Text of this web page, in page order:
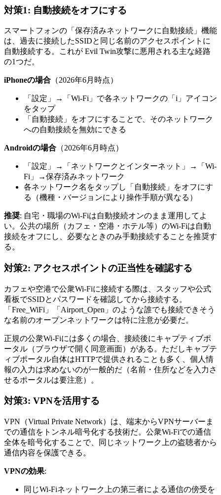
対策1: 自動接続をオフにする
スマートフォンの「保存済みネットワークに自動接続」機能
は、過去に接続したSSIDと同じ名前のアクセスポイントに
自動接続する。これが Evil Twin攻撃に悪用される主な経路
の1つだ。
iPhoneの場合 （2026年6月時点）
「設定」→「Wi-Fi」で各ネットワークの「i」アイコン
をタップ
「自動接続」をオフにすることで、そのネットワーク
への自動接続を無効にできる
Androidの場合 （2026年6月時点）
「設定」→「ネットワークとインターネット」→「Wi-
Fi」→保存済みネットワーク
各ネットワーク名をタップし「自動接続」をオフにす
る（機種・バージョンにより操作手順が異なる）
推奨: 自宅・職場のWi-Fiは自動接続オンのまま運用してよ
い。公共の場所（カフェ・空港・ホテル等）のWi-Fiは自動
接続をオフにし、必要なときのみ手動接続することを推奨す
る。
対策2: アクセスポイントの正当性を確認する
カフェや空港で公衆Wi-Fiに接続する際は、スタッフや公式
看板でSSIDとパスワードを確認してから接続する。
「Free_WiFi」「Airport_Open」のような誰でも接続できそう
な名前のオープンネットワークは特に注意が必要だ。
正規の公衆Wi-Fiには多くの場合、接続後にキャプティブポ
ータル（ブラウザで開く同意画面）がある。ただしキャプテ
ィブポータル自体はHTTPで提供されることも多く、個人情
報の入力は求めないのが一般的だ（名前・住所などを入力さ
せるポータルは要注意）。
対策3: VPNを活用する
VPN（Virtual Private Network）は、端末からVPNサーバーま
での通信をトンネル暗号化する技術だ。公衆Wi-Fiでの通信
全体を暗号化することで、同じネットワーク上の盗聴者から
通信内容を保護できる。
VPNの効果:
同じWi-Fiネットワーク上の第三者による通信の傍受を